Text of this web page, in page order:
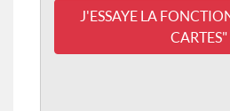
J'ESSAYE LA
CARTES"